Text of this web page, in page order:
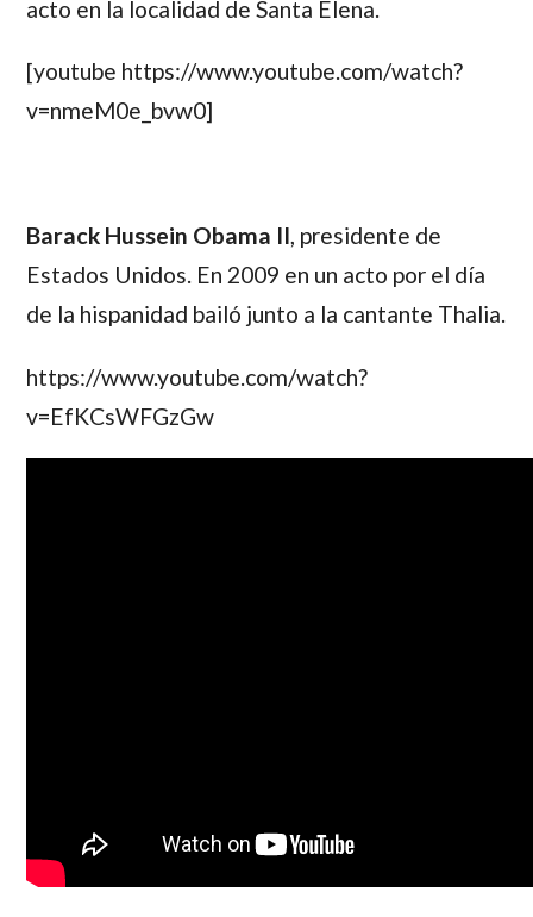
acto en la localidad de Santa Elena.
[youtube https://www.youtube.com/watch?
v=nmeM0e_bvw0]
Barack Hussein Obama II, presidente de
Estados Unidos. En 2009 en un acto por el día
de la hispanidad bailó junto a la cantante Thalia.
https://www.youtube.com/watch?
v=EfKCsWFGzGw